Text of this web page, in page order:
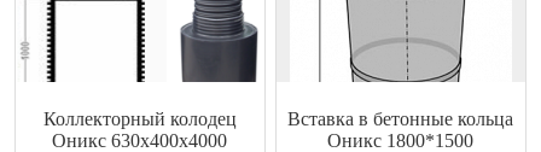
Коллекторный колодец
Оникс 630х400x4000
Вставка в бетонные кольца
Оникс 1800*1500